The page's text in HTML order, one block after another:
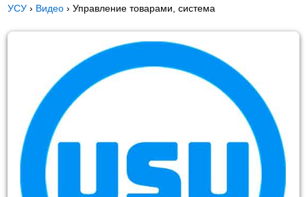
УСУ › Видео ›Управление товарами, система